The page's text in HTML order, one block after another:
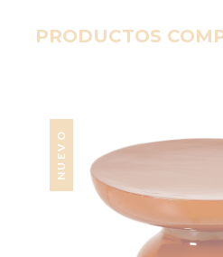
PRODUCTOS
NUEVO